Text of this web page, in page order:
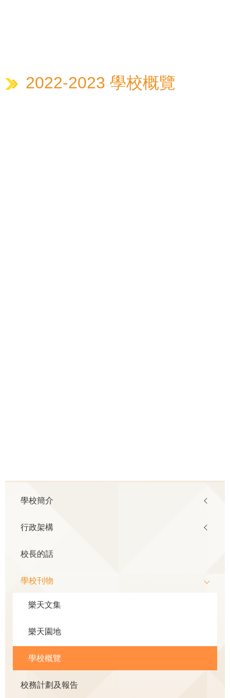
2022-2023 學校概覽
navigation
學校簡介
行政架構
校長的話
學校刊物
樂天文集
樂天園地
學校概覽
校務計劃及報告